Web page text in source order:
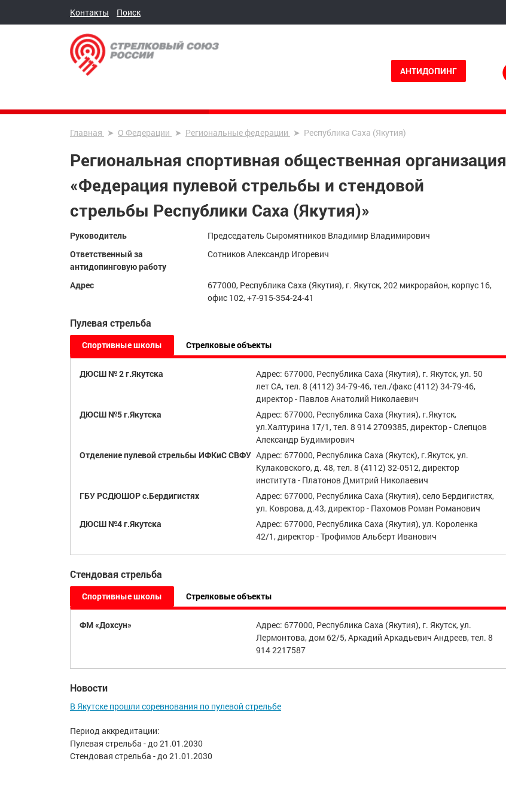
Контакты Поиск
АНТИДОПИНГ
Главная О Федерации Региональные федерации Республика Саха (Якутия)
Региональная спортивная общественная организация
«Федерация пулевой стрельбы и стендовой
стрельбы Республики Саха (Якутия)»
Руководитель
Председатель Сыромятников Владимир Владимирович
Ответственный за
антидопинговую работу
Сотников Александр Игоревич
Адрес
677000, Республика Саха (Якутия), г. Якутск, 202 микрорайон, корпус 16,
офис 102, +7-915-354-24-41
Пулевая стрельба
Спортивные школы Стрелковые объекты
ДЮСШ № 2 г.Якутска
Адрес: 677000, Республика Саха (Якутия), г. Якутск, ул. 50
лет СА, тел. 8 (4112) 34-79-46, тел./факс (4112) 34-79-46,
директор - Павлов Анатолий Николаевич
ДЮСШ №5 г.Якутска
Адрес: 677000, Республика Саха (Якутия), г.Якутск,
ул.Халтурина 17/1, тел. 8 914 2709385, директор - Слепцов
Александр Будимирович
Отделение пулевой стрельбы ИФКиС СВФУ Адрес: 677000, Республика Саха (Якутск), г.Якутск, ул.
Кулаковского, д. 48, тел. 8 (4112) 32-0512, директор
института - Платонов Дмитрий Николаевич
ГБУ РСДЮШОР с.Бердигистях
Адрес: 677000, Республика Саха (Якутия), село Бердигистях,
ул. Коврова, д.43, директор - Пахомов Роман Романович
ДЮСШ №4 г.Якутска
Адрес: 677000, Республика Саха (Якутия), ул. Короленка
42/1, директор - Трофимов Альберт Иванович
Стендовая стрельба
Спортивные школы Стрелковые объекты
ФМ «Дохсун»
Адрес: 677000, Республика Саха (Якутия), г. Якутск, ул.
Лермонтова, дом 62/5, Аркадий Аркадьевич Андреев, тел. 8
914 2217587
Новости
В Якутске прошли соревнования по пулевой стрельбе
Период аккредитации:
Пулевая стрельба - до 21.01.2030
Стендовая стрельба - до 21.01.2030